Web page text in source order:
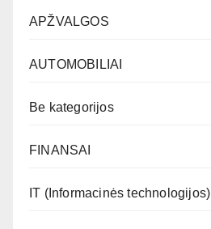
APŽVALGOS
AUTOMOBILIAI
Be kategorijos
FINANSAI
IT (Informacinės technologijos)